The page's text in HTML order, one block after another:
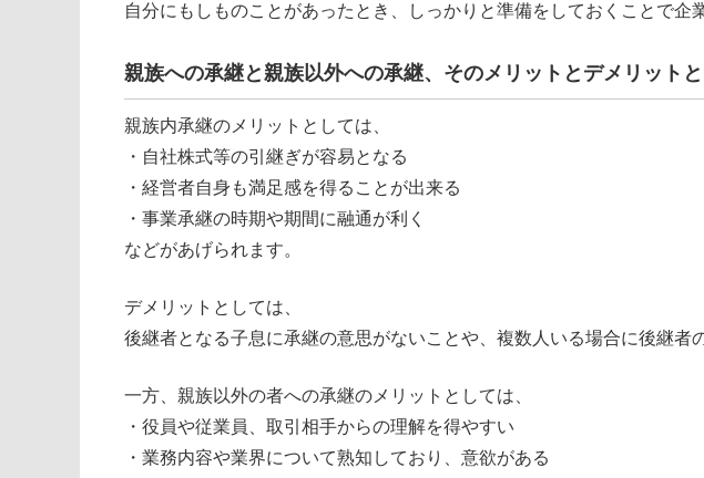
自分にもしものことがあったとき、しっかりと準備をしておくことで企
親族への承継と親族以外への承継、そのメリットとデメリット
親族内承継のメリットとしては、
・自社株式等の引継ぎが容易となる
・経営者自身も満足感を得ることが出来る
・事業承継の時期や期間に融通が利く
などがあげられます。
デメリットとしては、
後継者となる子息に承継の意思がないことや、複数人いる場合に後継者
一方、親族以外の者への承継のメリットとしては、
・役員や従業員、取引相手からの理解を得やすい
・業務内容や業界について熟知しており、意欲がある